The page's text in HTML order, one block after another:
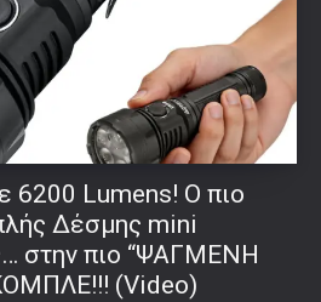
Lumens! Ο πιο
Δέσμης mini
στην πιο “ΨΑΓΜΕΝΗ
(Video)